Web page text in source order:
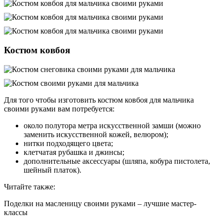
Костюм ковбоя
Для того чтобы изготовить костюм ковбоя для мальчика
своими руками вам потребуется:
около полутора метра искусственной замши (можно
заменить искусственной кожей, велюром);
нитки подходящего цвета;
клетчатая рубашка и джинсы;
дополнительные аксессуары (шляпа, кобура пистолета,
шейный платок).
Читайте также:
Поделки на масленицу своими руками – лучшие мастер-
классы